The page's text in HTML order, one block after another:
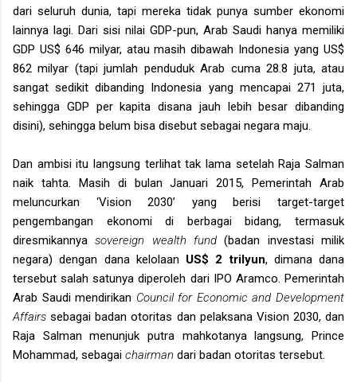
dari seluruh dunia, tapi mereka tidak punya sumber ekonomi
lainnya lagi. Dari sisi nilai GDP-pun, Arab Saudi hanya memiliki
GDP US$ 646 milyar, atau masih dibawah Indonesia yang US$
862 milyar (tapi jumlah penduduk Arab cuma 28.8 juta, atau
sangat sedikit dibanding Indonesia yang mencapai 271 juta,
sehingga GDP per kapita disana jauh lebih besar dibanding
disini), sehingga belum bisa disebut sebagai negara maju.
Dan ambisi itu langsung terlihat tak lama setelah Raja Salman
naik tahta. Masih di bulan Januari 2015, Pemerintah Arab
meluncurkan ‘Vision 2030’ yang berisi target-target
pengembangan ekonomi di berbagai bidang, termasuk
diresmikannyasovereign wealth fund(badan investasi milik
negara) dengan dana kelolaan US$ 2 trilyun, dimana dana
tersebut salah satunya diperoleh dari IPO Aramco. Pemerintah
Arab Saudi mendirikan Council for Economic and Development
Affairs sebagai badan otoritas dan pelaksana Vision 2030, dan
Raja Salman menunjuk putra mahkotanya langsung, Prince
Mohammad, sebagai chairman dari badan otoritas tersebut.